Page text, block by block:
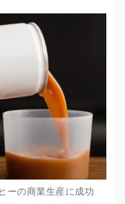
ーの商業生産に成功